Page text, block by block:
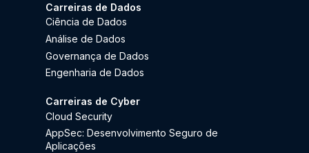
Carreiras de Dados
Ciência de Dados
Análise de Dados
Governança de Dados
Engenharia de Dados
Carreiras de Cyber
Cloud Security
AppSec: Desenvolvimento Seguro de
Aplicações